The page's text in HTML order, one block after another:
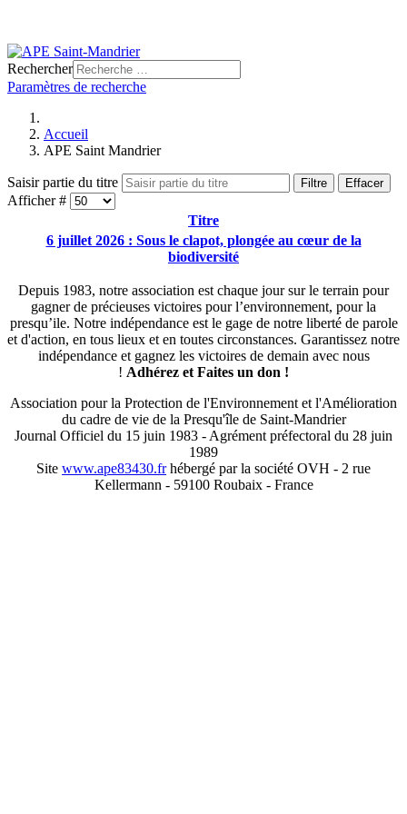
Rechercher
Paramètres de recherche
Accueil
APE Saint Mandrier
Saisir partie du titre Filtre Effacer
Afficher #
Titre
6 juillet 2026 : Sous le clapot, plongée au cœur de la
biodiversité
Depuis 1983, notre association est chaque jour sur le terrain pour
gagner de précieuses victoires pour l’environnement, pour la
presqu’ile. Notre indépendance est le gage de notre liberté de parole
et d'action, en tous lieux et en toutes circonstances. Garantissez notre
indépendance et gagnez les victoires de demain avec nous
! Adhérez et Faites un don !
Association pour la Protection de l'Environnement et l'Amélioration
du cadre de vie de la Presqu'île de Saint-Mandrier
Journal Officiel du 15 juin 1983 - Agrément préfectoral du 28 juin
1989
Site www.ape83430.frhébergé par la société OVH - 2 rue
Kellermann - 59100 Roubaix - France